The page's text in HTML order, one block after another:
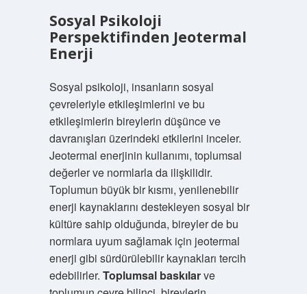
Sosyal Psikoloji
Perspektifinden Jeotermal
Enerji
Sosyal psikoloji, insanların sosyal
çevreleriyle etkileşimlerini ve bu
etkileşimlerin bireylerin düşünce ve
davranışları üzerindeki etkilerini inceler.
Jeotermal enerjinin kullanımı, toplumsal
değerler ve normlarla da ilişkilidir.
Toplumun büyük bir kısmı, yenilenebilir
enerji kaynaklarını destekleyen sosyal bir
kültüre sahip olduğunda, bireyler de bu
normlara uyum sağlamak için jeotermal
enerji gibi sürdürülebilir kaynakları tercih
edebilirler. Toplumsal baskılarve